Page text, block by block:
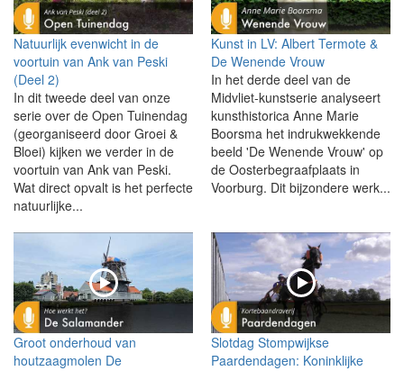
Natuurlijk evenwicht in de
voortuin van Ank van Peski
(Deel 2)
In dit tweede deel van onze
serie over de Open Tuinendag
(georganiseerd door Groei &
Bloei) kijken we verder in de
voortuin van Ank van Peski.
Wat direct opvalt is het perfecte
natuurlijke...
Kunst in LV: Albert Termote &
De Wenende Vrouw
In het derde deel van de
Midvliet-kunstserie analyseert
kunsthistorica Anne Marie
Boorsma het indrukwekkende
beeld 'De Wenende Vrouw' op
de Oosterbegraafplaats in
Voorburg. Dit bijzondere werk...
Groot onderhoud van
houtzaagmolen De
Slotdag Stompwijkse
Paardendagen: Koninklijke